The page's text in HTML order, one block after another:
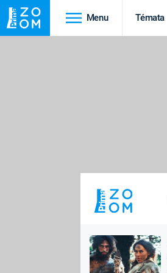
Menu Témata